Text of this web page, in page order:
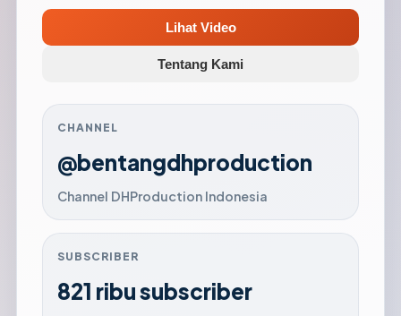
Lihat Video
Tentang Kami
CHANNEL
@bentangdhproduction
Channel DHProduction Indonesia
SUBSCRIBER
821 ribu subscriber